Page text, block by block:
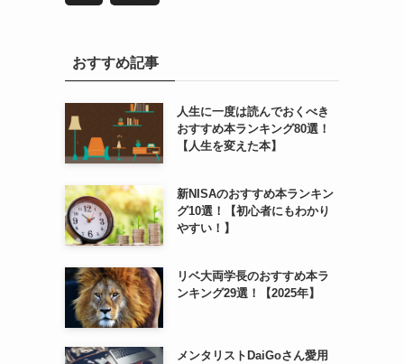
おすすめ記事
人生に一度は読んでおくべき
おすすめ本ランキング80選！
【人生を変えた本】
新NISAのおすすめ本ランキン
グ10選！【初心者にもわかり
やすい！】
リベ大両学長のおすすめ本ラ
ンキング29選！【2025年】
メンタリストDaiGoさん愛用